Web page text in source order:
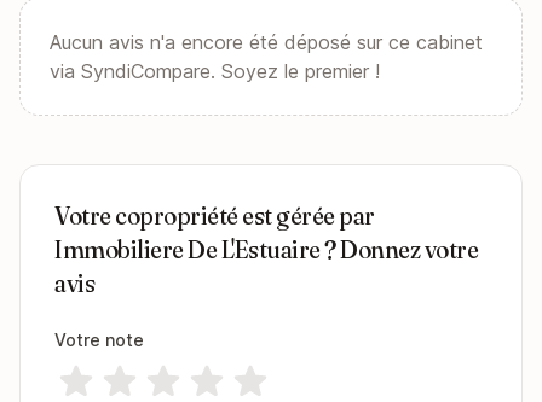
Aucun avis n'a encore été déposé sur ce cabinet
via SyndiCompare. Soyez le premier !
Votre copropriété est gérée par
Immobiliere De L'Estuaire ? Donnez votre
avis
Votre note